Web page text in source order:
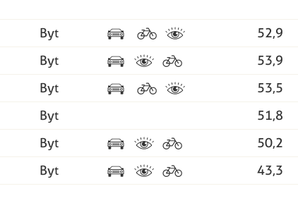
Byt 52,9
Byt 53,9
Byt 53,5
Byt 51,8
Byt 50,2
Byt 43,3